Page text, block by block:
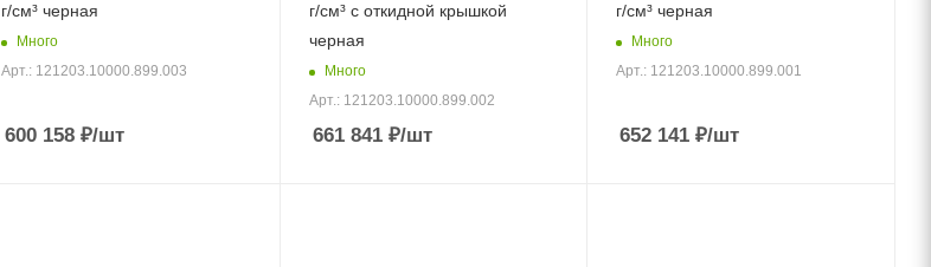
г/см³ черная
Много
Арт.: 121203.10000.899.003
600 158₽/шт
г/см³ с откидной крышкой
черная
Много
Арт.: 121203.10000.899.002
661 841₽/шт
г/см³ черная
Много
Арт.: 121203.10000.899.001
652 141 ₽/шт